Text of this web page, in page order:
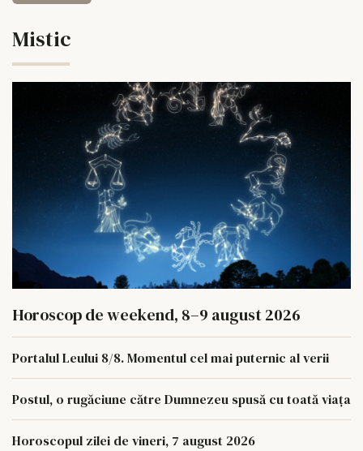
Mistic
Horoscop de weekend, 8–9 august 2026
Portalul Leului 8/8. Momentul cel mai puternic al verii
Postul, o rugăciune către Dumnezeu spusă cu toată viața
Horoscopul zilei de vineri, 7 august 2026